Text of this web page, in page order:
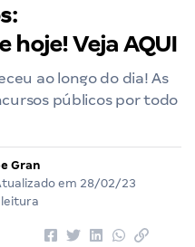
Veja AQUI
ao longo do dia! As
públicos por todo
Gran
em 28/02/23